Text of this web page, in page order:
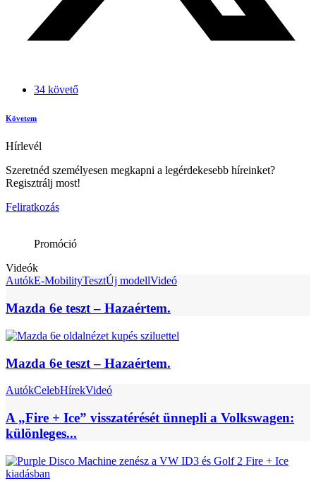
34 követő
Követem
Hírlevél
Szeretnéd személyesen megkapni a legérdekesebb híreinket?
Regisztrálj most!
Feliratkozás
Promóció
Videók
AutókE-MobilityTesztÚj modellVideó
Mazda 6e teszt – Hazaértem.
Mazda 6e teszt – Hazaértem.
AutókCelebHírekVideó
A „Fire + Ice” visszatérését ünnepli a Volkswagen:
különleges...